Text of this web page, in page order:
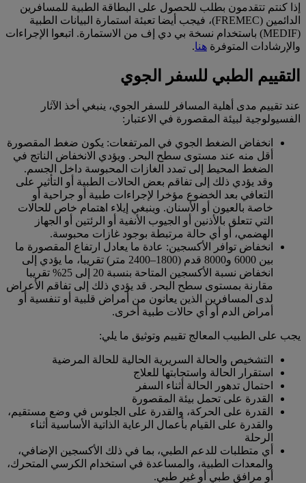
إذا كنتم تتقدمون بطلب للحصول على البطاقة الطبية للمسافرين
الدائمين (FREMEC)، فيجب أيضا تعبئة استمارة البيانات الطبية
(MEDIF) باستخدام نسخة بي دي إف من الاستمارة. اتبعوا الإجراءات
والإرشادات المتوفرة هنا.
التقييم الطبي للسفر الجوي
عند تقييم مدى أهلية المسافر للسفر الجوي، ينبغي أخذ الآثار
الفسيولوجية لبيئة المقصورة في الاعتبار:
انخفاض الضغط الجوي في المرتفعات: يكون ضغط المقصورة
أقل منه عند مستوى سطح البحر. ويؤدي الانخفاض الناتج في
الضغط المحيط إلى تمدد الغازات المحبوسة داخل الجسم.
وقد يؤدي ذلك إلى تفاقم بعض الحالات الطبية أو التأثير على
التعافي بعد الخضوع مؤخرا لإجراءات طبية أو جراحية أو
خاصة بالعيون أو الأسنان. وينبغي إيلاء اهتمام خاص للحالات
التي تتعلق بالأذنين أو الجيوب الأنفية أو الرئتين أو الجهاز
الهضمي، أو أي حالة مرتبطة بوجود غازات محبوسة.
انخفاض توافر الأكسجين: عادة ما يعادل ارتفاع المقصورة ما
بين 6000 و8000 قدم (1800–2400 متر) تقريبا، ما يؤدي إلى
انخفاض نسبة الأكسجين المتاحة بنسبة 20 إلى 25% تقريبا
مقارنة بمستوى سطح البحر. قد يؤدي ذلك إلى تفاقم الأعراض
لدى المسافرين الذين يعانون من أمراض قلبية أو تنفسية أو
أمراض الدم أو أي حالات طبية أخرى.
يجب على الطبيب المعالج تقييم وتوثيق ما يلي:
التشخيص والحالة السريرية الحالية للحالة المرضية
استقرار الحالة واستجابتها للعلاج
احتمال تدهور الحالة أثناء السفر
القدرة على تحمل بيئة المقصورة
القدرة على الحركة، والقدرة على الجلوس في وضع مستقيم،
والقدرة على القيام بأعمال الرعاية الذاتية الأساسية أثناء
الرحلة
أي متطلبات للدعم الطبي، بما في ذلك الأكسجين الإضافي،
والمعدات الطبية، والمساعدة في استخدام الكرسي المتحرك،
أو مرافق طبي أو غير طبي.